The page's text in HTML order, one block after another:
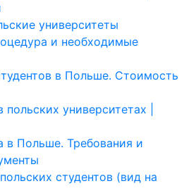
университеты
и необходимые
в Польше. Стоимость
университетах |
в Польше. Требования и
студентов (вид на